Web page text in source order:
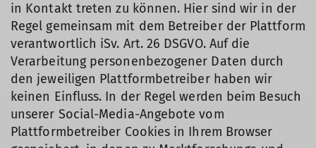
in Kontakt treten zu können. Hier sind wir in der
Regel gemeinsam mit dem Betreiber der Plattform
verantwortlich iSv. Art. 26 DSGVO. Auf die
Verarbeitung personenbezogener Daten durch
den jeweiligen Plattformbetreiber haben wir
keinen Einfluss. In der Regel werden beim Besuch
unserer Social-Media-Angebote vom
Plattformbetreiber Cookies in Ihrem Browser